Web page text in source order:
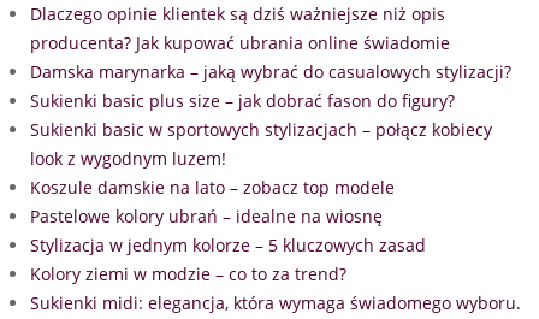
Dlaczego opinie klientek są dziś ważniejsze niż opis
producenta? Jak kupować ubrania online świadomie
Damska marynarka – jaką wybrać do casualowych stylizacji?
Sukienki basic plus size – jak dobrać fason do figury?
Sukienki basic w sportowych stylizacjach – połącz kobiecy
look z wygodnym luzem!
Koszule damskie na lato – zobacz top modele
Pastelowe kolory ubrań – idealne na wiosnę
Stylizacja w jednym kolorze – 5 kluczowych zasad
Kolory ziemi w modzie – co to za trend?
Sukienki midi: elegancja, która wymaga świadomego wyboru.